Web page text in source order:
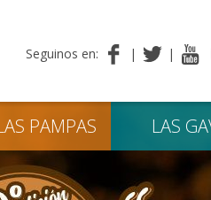
Seguinos en:
PAMPAS LAS